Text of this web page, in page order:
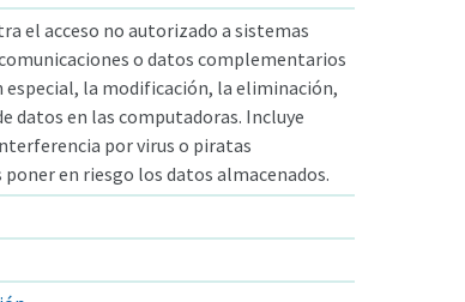
el acceso no autorizado a sistemas
o datos complementarios
la modificación, la eliminación,
datos en las computadoras. Incluye
por virus o piratas
en riesgo los datos almacenados.